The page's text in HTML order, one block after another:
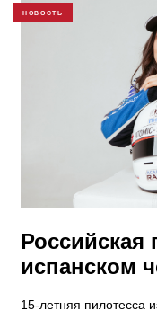
НОВОСТЬ
Российская
испанском
15-летняя пилотесса